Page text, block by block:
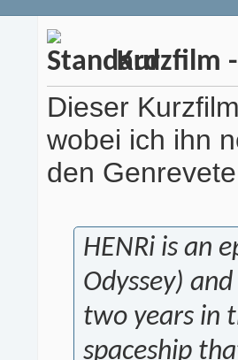
Kurzfilm -
Dieser
wobei ich ihn
den
HENRi is an
Odyssey)
two years in
spaceship